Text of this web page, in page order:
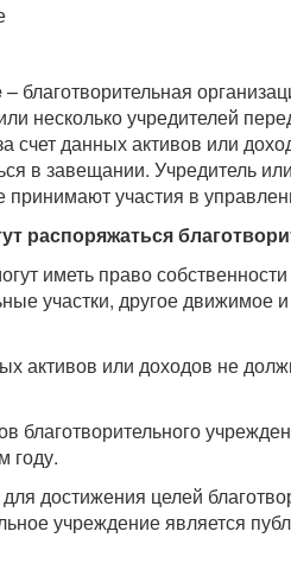
– благотворительная
несколько учредителей
счет данных активов или
в завещании. Учредитель
принимают участия в
распоряжаться
иметь право
участки, другое
активов или доходов не
благотворительного
году.
достижения целей
учреждение является